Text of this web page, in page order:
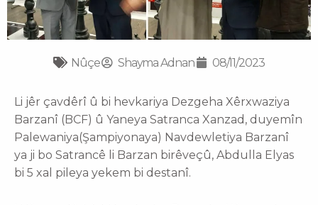
Nûçe Shayma Adnan 08/11/2023
Li jêr çavdêrî û bi hevkariya Dezgeha Xêrxwaziya
Barzanî (BCF) û Yaneya Satranca Xanzad, duyemîn
Palewaniya(Şampiyonaya) Navdewletiya Barzanî
ya ji bo Satrancê li Barzan birêveçû, Abdulla Elyas
bi 5 xal pileya yekem bi destanî.